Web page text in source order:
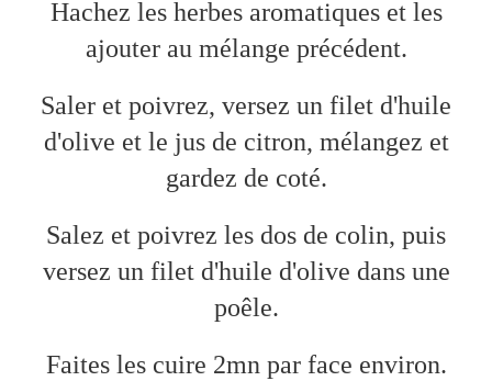
Hachez les herbes aromatiques et les
ajouter au mélange précédent.
Saler et poivrez, versez un filet d'huile
d'olive et le jus de citron, mélangez et
gardez de coté.
Salez et poivrez les dos de colin, puis
versez un filet d'huile d'olive dans une
poêle.
Faites les cuire 2mn par face environ.